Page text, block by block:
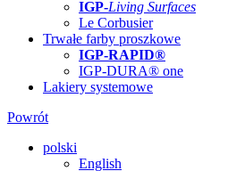
IGP-Living Surfaces
Le Corbusier
Trwałe farby proszkowe
IGP-RAPID®
IGP-DURA® one
Lakiery systemowe
Powrót
polski
English